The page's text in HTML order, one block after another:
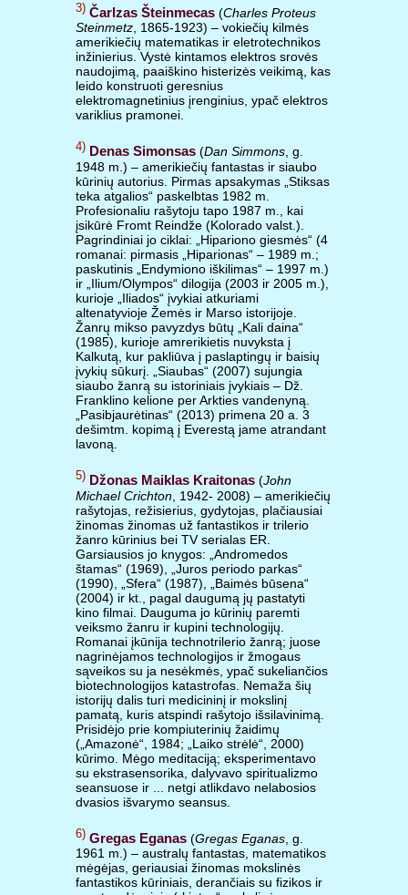
3) Čarlzas Šteinmecas (Charles Proteus
Steinmetz, 1865-1923) – vokiečių kilmės
amerikiečių matematikas ir eletrotechnikos
inžinierius. Vystė kintamos elektros srovės
naudojimą, paaiškino histerizės veikimą, kas
leido konstruoti geresnius
elektromagnetinius įrenginius, ypač elektros
variklius pramonei.
4) Denas Simonsas (Dan Simmons , g.
1948 m.) – amerikiečių fantastas ir siaubo
kūrinių autorius. Pirmas apsakymas „Stiksas
teka atgalios“ paskelbtas 1982 m.
Profesionaliu rašytoju tapo 1987 m., kai
įsikūrė Fromt Reindže (Kolorado valst.).
Pagrindiniai jo ciklai: „Hipariono giesmės“ (4
romanai: pirmasis „Hiparionas“ – 1989 m.;
paskutinis „Endymiono iškilimas“ – 1997 m.)
ir „Ilium/Olympos“ dilogija (2003 ir 2005 m.),
kurioje „Iliados“ įvykiai atkuriami
altenatyvioje Žemės ir Marso istorijoje.
Žanrų mikso pavyzdys būtų „Kali daina“
(1985), kurioje amrerikietis nuvyksta į
Kalkutą, kur pakliūva į paslaptingų ir baisių
įvykių sūkurį. „Siaubas“ (2007) sujungia
siaubo žanrą su istoriniais įvykiais – Dž.
Franklino kelione per Arkties vandenyną.
„Pasibjaurėtinas“ (2013) primena 20 a. 3
dešimtm. kopimą į Everestą jame atrandant
lavoną.
5) Džonas Maiklas Kraitonas (John
Michael Crichton , 1942- 2008) – amerikiečių
rašytojas, režisierius, gydytojas, plačiausiai
žinomas žinomas už fantastikos ir trilerio
žanro kūrinius bei TV serialas ER.
Garsiausios jo knygos: „Andromedos
štamas“ (1969), „Juros periodo parkas“
(1990), „Sfera“ (1987), „Baimės būsena“
(2004) ir kt., pagal daugumą jų pastatyti
kino filmai. Dauguma jo kūrinių paremti
veiksmo žanru ir kupini technologijų.
Romanai įkūnija technotrilerio žanrą; juose
nagrinėjamos technologijos ir žmogaus
sąveikos su ja nesėkmės, ypač sukeliančios
biotechnologijos katastrofas. Nemaža šių
istorijų dalis turi medicininį ir mokslinį
pamatą, kuris atspindi rašytojo išsilavinimą.
Prisidėjo prie kompiuterinių žaidimų
(„Amazonė“, 1984; „Laiko strėlė“, 2000)
kūrimo. Mėgo meditaciją; eksperimentavo
su ekstrasensorika, dalyvavo spiritualizmo
seansuose ir ... netgi atlikdavo nelabosios
dvasios išvarymo seansus.
6) Gregas Eganas (Gregas Eganas , g.
1961 m.) – australų fantastas, matematikos
mėgėjas, geriausiai žinomas mokslinės
fantastikos kūriniais, derančiais su fizikos ir